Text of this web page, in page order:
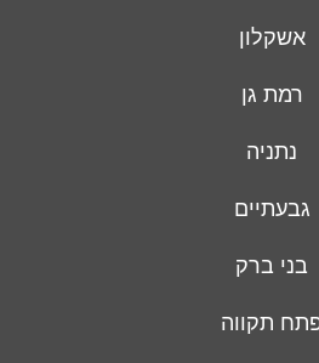
אשקלון
רמת גן
נתניה
גבעתיים
בני ברק
תקווה